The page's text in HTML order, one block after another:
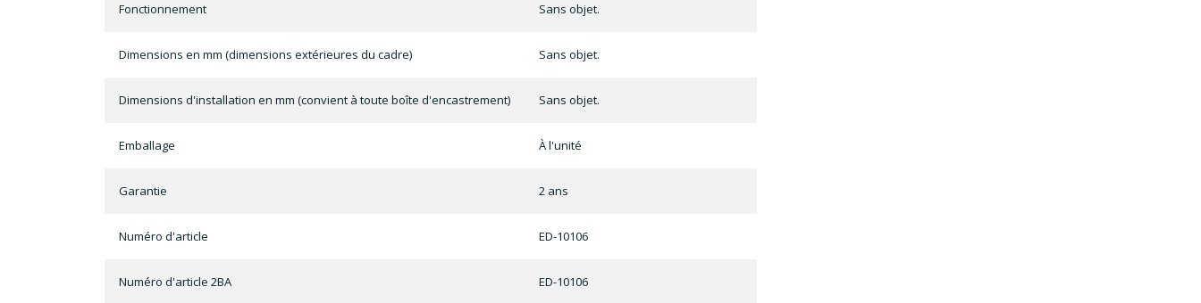
Fonctionnement Sans objet.
Dimensions en mm (dimensions extérieures du cadre) Sans objet.
Dimensions d'installation en mm (convient à toute boîte d'encastrement) Sans objet.
Emballage À l'unité
Garantie 2 ans
Numéro d'article ED-10106
Numéro d'article 2BA ED-10106